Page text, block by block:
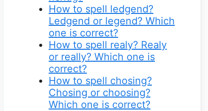
How to spell ledgend?
Ledgend or legend? Which
one is correct?
How to spell realy? Realy
or really? Which one is
correct?
How to spell chosing?
Chosing or choosing?
Which one is correct?